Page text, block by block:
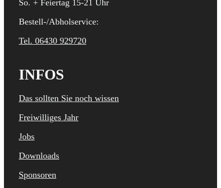
So. + Feiertag 15-21 Uhr
Bestell-/Abholservice:
Tel. 06430 929720
INFOS
Das sollten Sie noch wissen
Freiwilliges Jahr
Jobs
Downloads
Sponsoren